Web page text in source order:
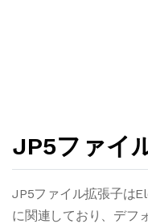
JP5ファイ
JP5ファイル拡張子は
に関連しており、デフ